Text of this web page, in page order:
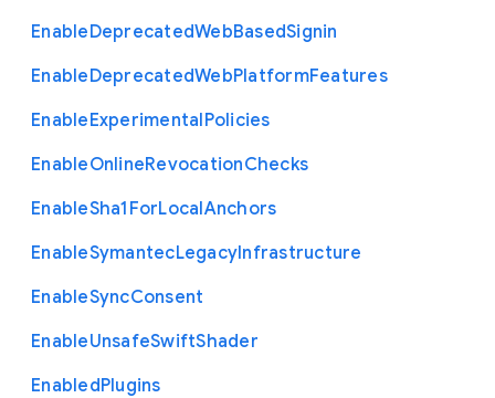
EnableDeprecatedWebBasedSignin
EnableDeprecatedWebPlatformFeatures
EnableExperimentalPolicies
EnableOnlineRevocationChecks
EnableSha1 ForLocalAnchors
EnableSymantecLegacyInfrastructure
EnableSyncConsent
EnableUnsafeSwiftShader
EnabledPlugins